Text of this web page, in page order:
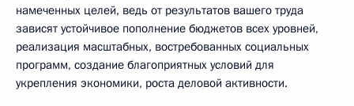
намеченных целей, ведь от результатов вашего труда
зависят устойчивое пополнение бюджетов всех уровней,
реализация масштабных, востребованных социальных
программ, создание благоприятных условий для
укрепления экономики, роста деловой активности.